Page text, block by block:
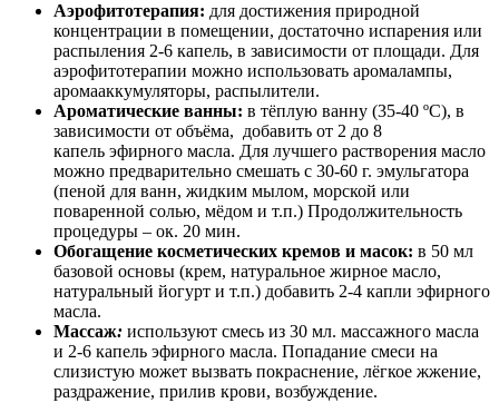
Аэрофитотерапия: для достижения природной
концентрации в помещении, достаточно испарения или
распыления 2-6 капель, в зависимости от площади. Для
аэрофитотерапии можно использовать аромалампы,
аромааккумуляторы, распылители.
Ароматические ванны: в тёплую ванну (35-40 ºC), в
зависимости от объёма, добавить от 2 до 8
капель эфирного масла. Для лучшего растворения масло
можно предварительно смешать с 30-60 г. эмульгатора
(пеной для ванн, жидким мылом, морской или
поваренной солью, мёдом и т.п.) Продолжительность
процедуры – ок. 20 мин.
Обогащение косметических кремов и масок: в 50 мл
базовой основы (крем, натуральное жирное масло,
натуральный йогурт и т.п.) добавить 2-4 капли эфирного
масла.
Массаж: используют смесь из 30 мл. массажного масла
и 2-6 капель эфирного масла. Попадание смеси на
слизистую может вызвать покраснение, лёгкое жжение,
раздражение, прилив крови, возбуждение.